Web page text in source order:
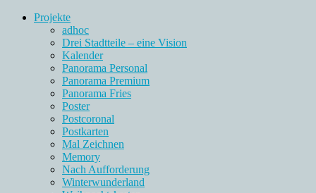
Projekte
adhoc
Drei Stadtteile – eine Vision
Kalender
Panorama Personal
Panorama Premium
Panorama Fries
Poster
Postcoronal
Postkarten
Mal Zeichnen
Memory
Nach Aufforderung
Winterwunderland